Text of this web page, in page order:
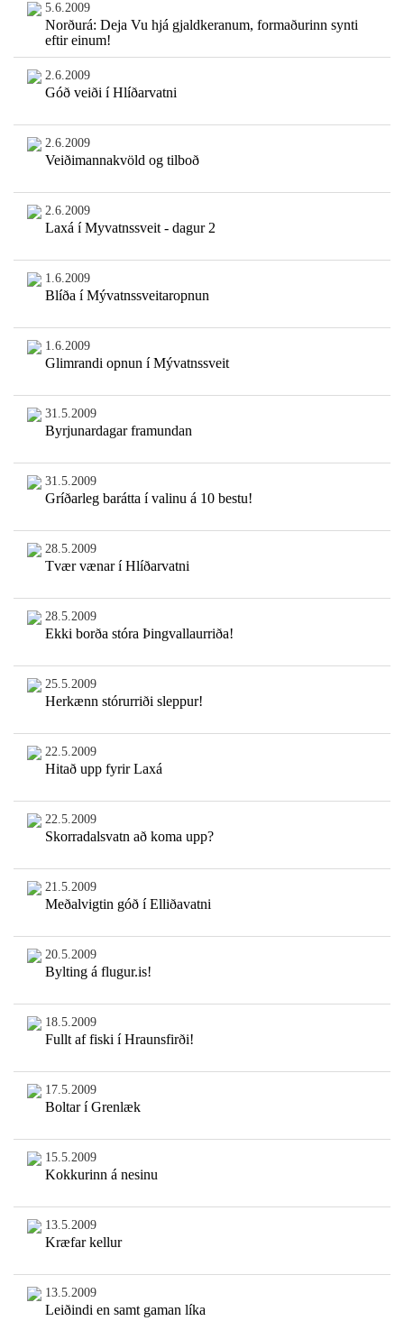
5.6.2009
Norðurá: Deja Vu hjá gjaldkeranum, formaðurinn synti
eftir einum!
2.6.2009
Góð veiði í Hlíðarvatni
2.6.2009
Veiðimannakvöld og tilboð
2.6.2009
Laxá í Myvatnssveit - dagur 2
1.6.2009
Blíða í Mývatnssveitaropnun
1.6.2009
Glimrandi opnun í Mývatnssveit
31.5.2009
Byrjunardagar framundan
31.5.2009
Gríðarleg barátta í valinu á 10 bestu!
28.5.2009
Tvær vænar í Hlíðarvatni
28.5.2009
Ekki borða stóra Þingvallaurriða!
25.5.2009
Herkænn stórurriði sleppur!
22.5.2009
Hitað upp fyrir Laxá
22.5.2009
Skorradalsvatn að koma upp?
21.5.2009
Meðalvigtin góð í Elliðavatni
20.5.2009
Bylting á flugur.is!
18.5.2009
Fullt af fiski í Hraunsfirði!
17.5.2009
Boltar í Grenlæk
15.5.2009
Kokkurinn á nesinu
13.5.2009
Kræfar kellur
13.5.2009
Leiðindi en samt gaman líka